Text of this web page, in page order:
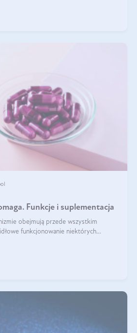
Funkcje i suplementacja
obejmują przede wszystkim
funkcjonowanie niektórych